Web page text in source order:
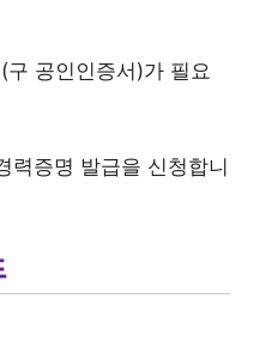
공인인증서)가 필요
력증명 발급을 신청합니